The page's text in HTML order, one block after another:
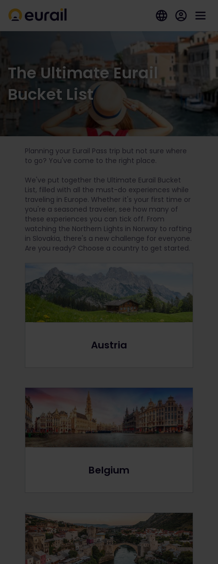
The Ultimate Eurail
Bucket List
Planning your Eurail Pass trip but not sure where
to go? You've come to the right place.
We've put together the Ultimate Eurail Bucket
List, filled with all the must-do experiences while
traveling in Europe. Whether it's your first time or
you're a seasoned traveler, see how many of
these experiences you can tick off. From
watching the Northern Lights in Norway to rafting
in Slovakia, there's a new challenge for everyone.
Are you ready? Choose a country to get started.
Austria
Belgium